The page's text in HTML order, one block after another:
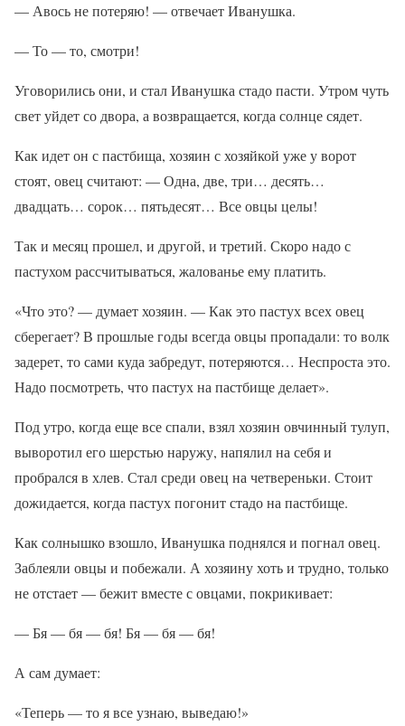
— Авось не потеряю! — отвечает Иванушка.
— То — то, смотри!
Уговорились они, и стал Иванушка стадо пасти. Утром чуть
свет уйдет со двора, а возвращается, когда солнце сядет.
Как идет он с пастбища, хозяин с хозяйкой уже у ворот
стоят, овец считают: — Одна, две, три… десять…
двадцать… сорок… пятьдесят… Все овцы целы!
Так и месяц прошел, и другой, и третий. Скоро надо с
пастухом рассчитываться, жалованье ему платить.
«Что это? — думает хозяин. — Как это пастух всех овец
сберегает? В прошлые годы всегда овцы пропадали: то волк
задерет, то сами куда забредут, потеряются… Неспроста это.
Надо посмотреть, что пастух на пастбище делает».
Под утро, когда еще все спали, взял хозяин овчинный тулуп,
выворотил его шерстью наружу, напялил на себя и
пробрался в хлев. Стал среди овец на четвереньки. Стоит
дожидается, когда пастух погонит стадо на пастбище.
Как солнышко взошло, Иванушка поднялся и погнал овец.
Заблеяли овцы и побежали. А хозяину хоть и трудно, только
не отстает — бежит вместе с овцами, покрикивает:
— Бя — бя — бя! Бя — бя — бя!
А сам думает:
«Теперь — то я все узнаю, выведаю!»